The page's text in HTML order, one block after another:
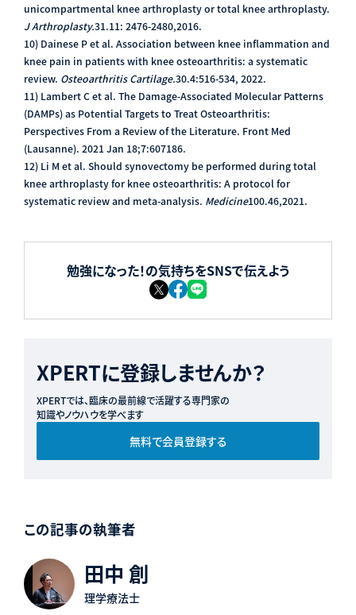
unicompartmental knee arthroplasty or total knee arthroplasty.
J Arthroplasty.31.11: 2476-2480,2016.
10) Dainese P et al. Association between knee inflammation and
knee pain in patients with knee osteoarthritis: a systematic
review. Osteoarthritis Cartilage.30.4:516-534, 2022.
11) Lambert C et al. The Damage-Associated Molecular Patterns
(DAMPs) as Potential Targets to Treat Osteoarthritis:
Perspectives From a Review of the Literature. Front Med
(Lausanne). 2021 Jan 18;7:607186.
12) Li M et al. Should synovectomy be performed during total
knee arthroplasty for knee osteoarthritis: A protocol for
systematic review and meta-analysis. Medicine100.46,2021.
勉強になった！の気持ちをSNSで伝えよう
XPERTに登録しませんか？
XPERTでは、臨床の最前線で活躍する専門家の
知識やノウハウを学べます
無料で会員登録する
この記事の執筆者
田中 創
理学療法士